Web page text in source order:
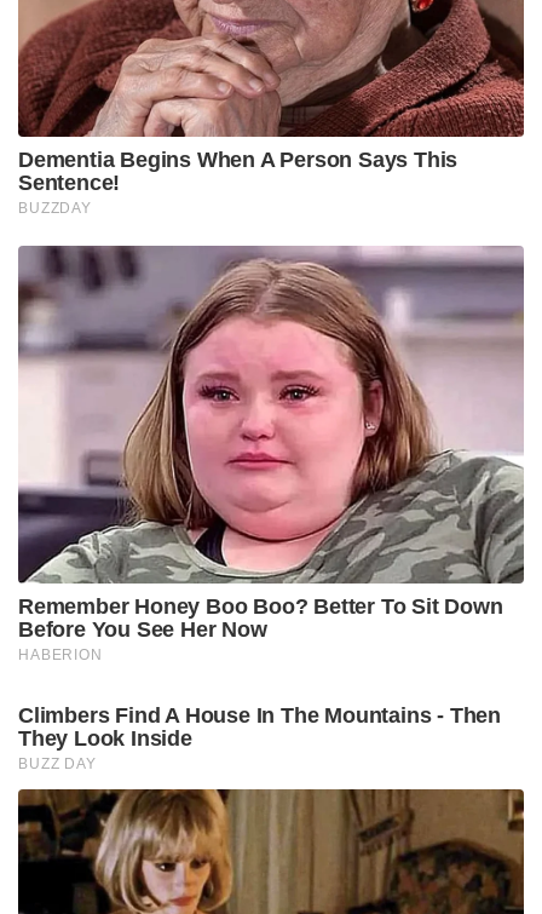
Dementia Begins When A Person Says This
Sentence!
BUZZDAY
Remember Honey Boo Boo? Better To Sit Down
Before You See Her Now
HABERION
Climbers Find A House In The Mountains - Then
They Look Inside
BUZZ DAY